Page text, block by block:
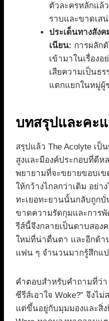
ตัวละครหลักแล้
ราบและขาดเส
ประเด็นทางสัง
เนียน: การผลัก
เข้ามาในเรื่อง
เสียความเป็นธ
แตกแยกในหมู่ผู้
บทสรุปและคะ
สรุปแล้ว The Acolyte เ
สูงและมีองค์ประกอบที่ดีห
พยายามที่จะขยายขอบเข
ให้กว้างไกลกว่าเดิม อย่า
ทะเยอทะยานนั้นกลับถูก
ขาดความรัดกุมและการ
รีส์นี้จึงกลายเป็นดาบสอ
ใหม่ที่น่าตื่นตา และอีกด้า
แฟน ๆ จำนวนมากรู้สึกแ
คำตอบสำหรับคำถามที่ว่
ซีรีส์เอาใจ Woke?” จึงไ
แต่ขึ้นอยู่กับมุมมองและสิ่